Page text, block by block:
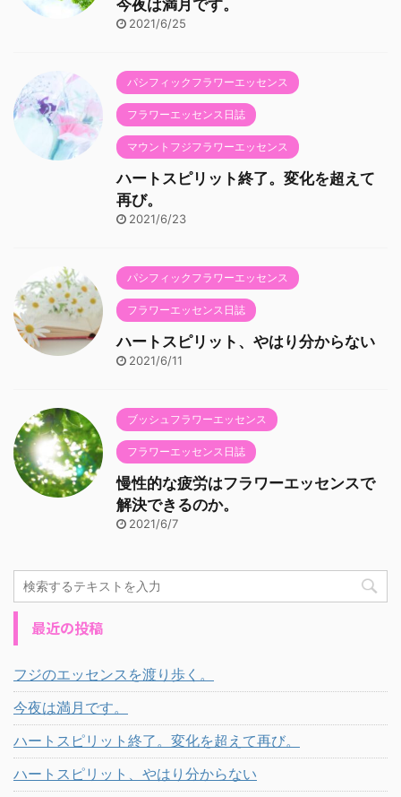
今夜は満月です。
2021/6/25
パシフィックフラワーエッセンス
フラワーエッセンス日誌
マウントフジフラワーエッセンス
ハートスピリット終了。変化を超えて
再び。
2021/6/23
パシフィックフラワーエッセンス
フラワーエッセンス日誌
ハートスピリット、やはり分からない
2021/6/11
ブッシュフラワーエッセンス
フラワーエッセンス日誌
慢性的な疲労はフラワーエッセンスで
解決できるのか。
2021/6/7
最近の投稿
フジのエッセンスを渡り歩く。
今夜は満月です。
ハートスピリット終了。変化を超えて再び。
ハートスピリット、やはり分からない